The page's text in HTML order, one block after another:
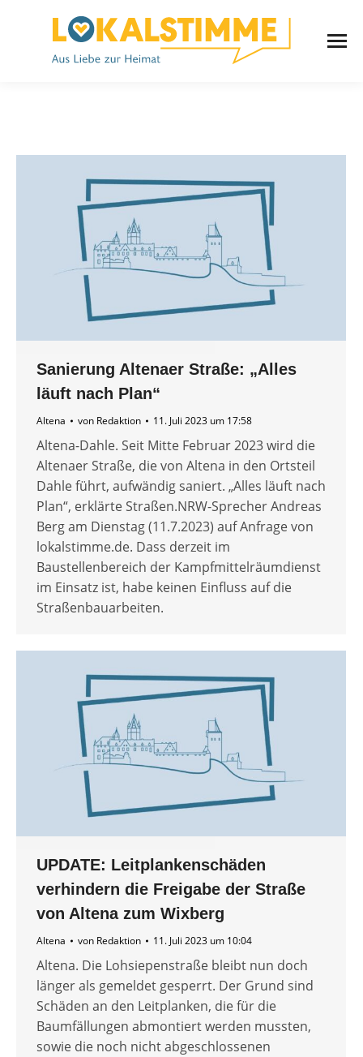
Sanierung Altenaer Straße: „Alles
läuft nach Plan“
Altena von Redaktion 11. Juli 2023 um 17:58
Altena-Dahle. Seit Mitte Februar 2023 wird die
Altenaer Straße, die von Altena in den Ortsteil
Dahle führt, aufwändig saniert. „Alles läuft nach
Plan“, erklärte Straßen.NRW-Sprecher Andreas
Berg am Dienstag (11.7.2023) auf Anfrage von
lokalstimme.de. Dass derzeit im
Baustellenbereich der Kampfmittelräumdienst
im Einsatz ist, habe keinen Einfluss auf die
Straßenbauarbeiten.
UPDATE: Leitplankenschäden
verhindern die Freigabe der Straße
von Altena zum Wixberg
Altena von Redaktion 11. Juli 2023 um 10:04
Altena. Die Lohsiepenstraße bleibt nun doch
länger als gemeldet gesperrt. Der Grund sind
Schäden an den Leitplanken, die für die
Baumfällungen abmontiert werden mussten,
sowie die noch nicht abgeschlossenen